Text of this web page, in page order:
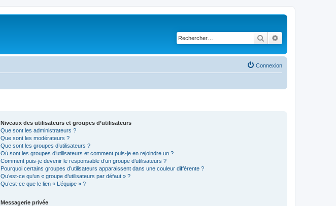
Rechercher
Connexion
Niveaux des utilisateurs et groupes d’utilisateurs
Que sont les administrateurs ?
Que sont les modérateurs ?
Que sont les groupes d’utilisateurs ?
Où sont les groupes d’utilisateurs et comment puis-je en rejoindre un ?
Comment puis-je devenir le responsable d’un groupe d’utilisateurs ?
Pourquoi certains groupes d’utilisateurs apparaissent dans une couleur différente ?
Qu’est-ce qu’un « groupe d’utilisateurs par défaut » ?
Qu’est-ce que le lien « L’équipe » ?
Messagerie privée